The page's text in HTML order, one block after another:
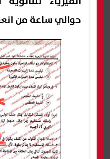
حوالي ساعة من